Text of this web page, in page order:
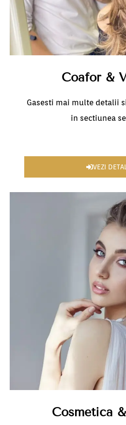
Coafor &
Gasesti mai multe detalii
in sectiunea
VEZI
Cosmetica